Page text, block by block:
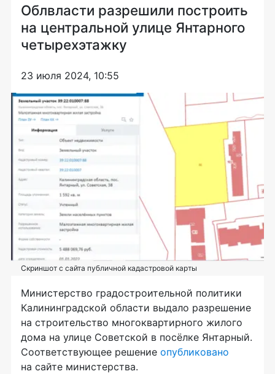
Облвласти разрешили построить
на центральной улице Янтарного
четырехэтажку
23 июля 2024, 10:55
Скриншот с сайта публичной кадастровой карты
Министерство градостроительной политики
Калининградской области выдало разрешение
на строительство многоквартирного жилого
дома на улице Советской в посёлке Янтарный.
Соответствующее решение опубликовано
на сайте министерства.